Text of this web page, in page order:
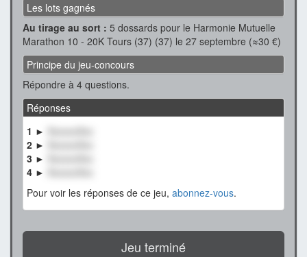
Les lots gagnés
Au tirage au sort : 5 dossards pour le Harmonie Mutuelle
Marathon 10 - 20K Tours (37) (37) le 27 septembre (≈30 €)
Principe du jeu-concours
Répondre à 4 questions.
Réponses
1 ►
2 ►
3 ►
4 ►
Pour voir les réponses de ce jeu, abonnez-vous.
Jeu terminé